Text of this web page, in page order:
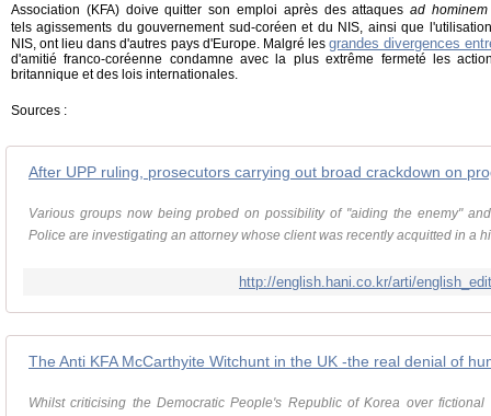
Association (KFA) doive quitter son emploi après des attaquesad hominem
tels agissements du gouvernement sud-coréen et du NIS, ainsi que
NIS, ont lieu dans d'autres pays d'Europe. Malgré lesgrandes divergences
d'amitié franco-coréenne condamne avec la plus extrême fermeté les
britannique et des lois internationales.
Sources :
After UPP ruling, prosecutors carrying out broad crackdown on
Various groups now being probed on possibility of "aiding the enemy"
Police are investigating an attorney whose client was recently acquitted in a
http://english.hani.co.kr/arti/
The Anti KFA McCarthyite Witchunt in the UK -the real denial of
Whilst criticising the Democratic People's Republic of Korea over